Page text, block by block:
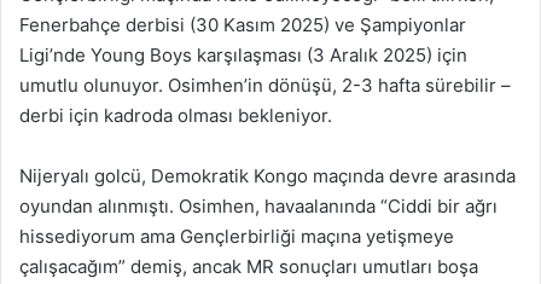
Fenerbahçe derbisi (30 Kasım 2025) ve Şampiyonlar
Ligi’nde Young Boys karşılaşması (3 Aralık 2025) için
umutlu olunuyor. Osimhen’in dönüşü, 2-3 hafta sürebilir –
derbi için kadroda olması bekleniyor.
Nijeryalı golcü, Demokratik Kongo maçında devre arasında
oyundan alınmıştı. Osimhen, havaalanında “Ciddi bir ağrı
hissediyorum ama Gençlerbirliği maçına yetişmeye
çalışacağım” demiş, ancak MR sonuçları umutları boşa